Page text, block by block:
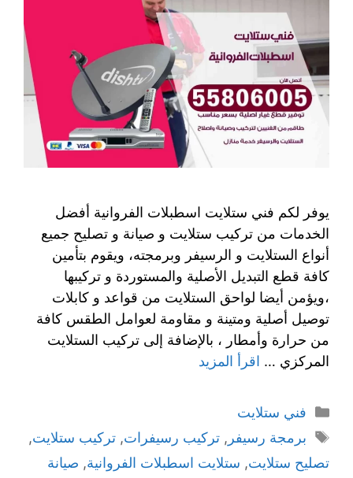
يوفر لكم فني ستلايت اسطبلات الفروانية أفضل
الخدمات من تركيب ستلايت و صيانة و تصليح جميع
أنواع الستلايت و الرسيفر وبرمجته، ويقوم بتأمين
كافة قطع التبديل الأصلية والمستوردة و تركيبها
،ويؤمن أيضا لواحق الستلايت من قواعد و كابلات
توصيل أصلية ومتينة و مقاومة لعوامل الطقس كافة
من حرارة وأمطار ، بالإضافة إلى تركيب الستلايت
المركزي … اقرأ المزيد
التصنيفات
فني ستلايت
الوسوم
برمجة رسيفر , تركيب رسيفرات, تركيب ستلايت,
تصليح ستلايت, ستلايت اسطبلات الفروانية, صيانة